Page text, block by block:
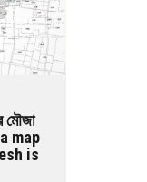
মৌজা
map
is